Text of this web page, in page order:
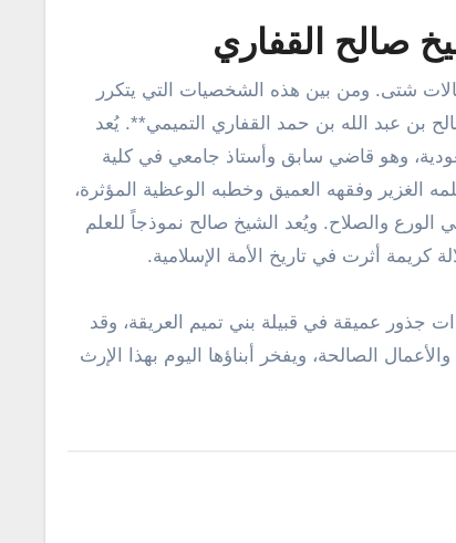
صالح القفاري
شتى. ومن بين هذه الشخصيات التي يتكرر
بن عبد الله بن حمد القفاري التميمي**. يُعد
وهو قاضي سابق وأستاذ جامعي في كلية
الغزير وفقهه العميق وخطبه الوعظية المؤثرة،
الورع والصلاح. ويُعد الشيخ صالح نموذجاً للعلم
كريمة أثرت في تاريخ الأمة الإسلامية.
جذور عميقة في قبيلة بني تميم العريقة، وقد
الصالحة، ويفخر أبناؤها اليوم بهذا الإرث